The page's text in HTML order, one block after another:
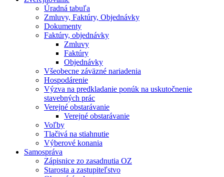
Úradná tabuľa
Zmluvy, Faktúry, Objednávky
Dokumenty
Faktúry, objednávky
Zmluvy
Faktúry
Objednávky
Všeobecne záväzné nariadenia
Hospodárenie
Výzva na predkladanie ponúk na uskutočnenie
stavebných prác
Verejné obstarávanie
Verejné obstarávanie
Voľby
Tlačivá na stiahnutie
Výberové konania
Samospráva
Zápisnice zo zasadnutia OZ
Starosta a zastupiteľstvo